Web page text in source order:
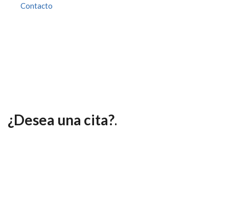
Contacto
¿Desea una cita?.